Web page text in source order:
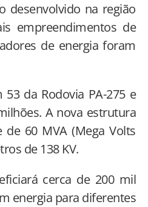
desenvolvido na região
empreendimentos de
de energia foram
da Rodovia PA-275 e
A nova estrutura
60 MVA (Mega Volts
de 138 KV.
cerca de 200 mil
energia para diferentes